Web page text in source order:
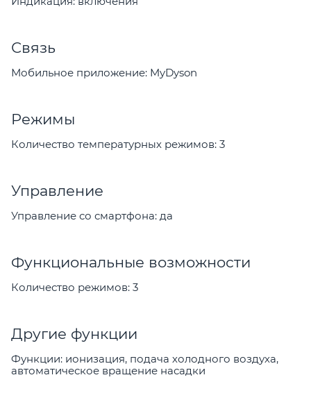
Связь
Мобильное приложение: MyDyson
Режимы
Количество температурных режимов: 3
Управление
Управление со смартфона: да
Функциональные возможности
Количество режимов: 3
Другие функции
Функции: ионизация, подача холодного воздуха,
автоматическое вращение насадки